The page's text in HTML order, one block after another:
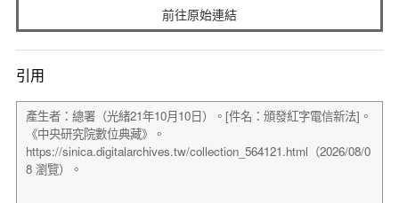
前往原始連結
引用